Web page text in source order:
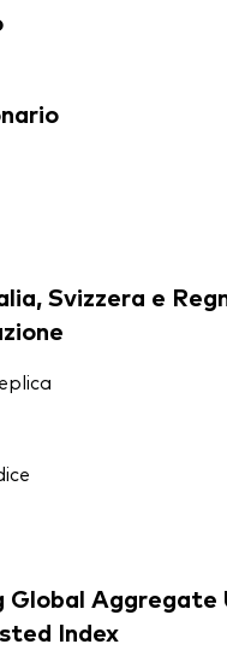
Svizzera e
Global Aggregate
Index